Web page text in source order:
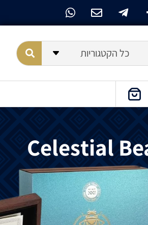
כל הקטגוריות
Celestial
הואחלקמסדרת"יופי